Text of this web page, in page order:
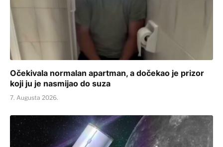
Očekivala normalan apartman, a dočekao je prizor
koji ju je nasmijao do suza
7. Augusta 2026.